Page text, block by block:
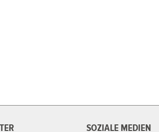
SOZIALE MEDIEN